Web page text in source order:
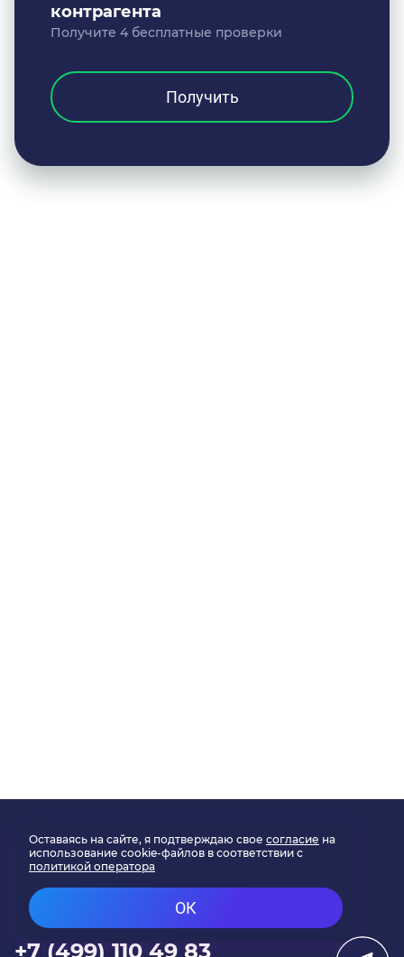
контрагента
Получите 4 бесплатные проверки
Получить
Получите консультацию
по решениям
+7 (499) 110 49 83